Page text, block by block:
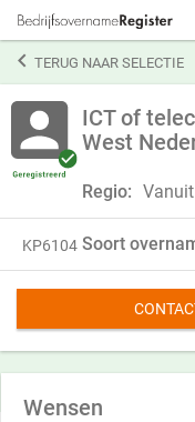
TERUG NAAR SELECTIE
ICT of
West
Regio:
KP6104 Soort
Wensen